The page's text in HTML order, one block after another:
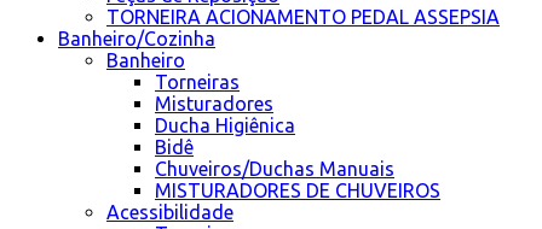
TORNEIRA ACIONAMENTO PEDAL ASSEPSIA
Banheiro/Cozinha
Banheiro
Torneiras
Misturadores
Ducha Higiênica
Bidê
Chuveiros/Duchas Manuais
MISTURADORES DE CHUVEIROS
Acessibilidade